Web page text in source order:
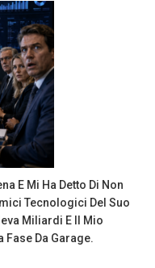
E Mi Ha Detto Di Non
Tecnologici Del Suo
Miliardi E Il Mio
Fase Da Garage.